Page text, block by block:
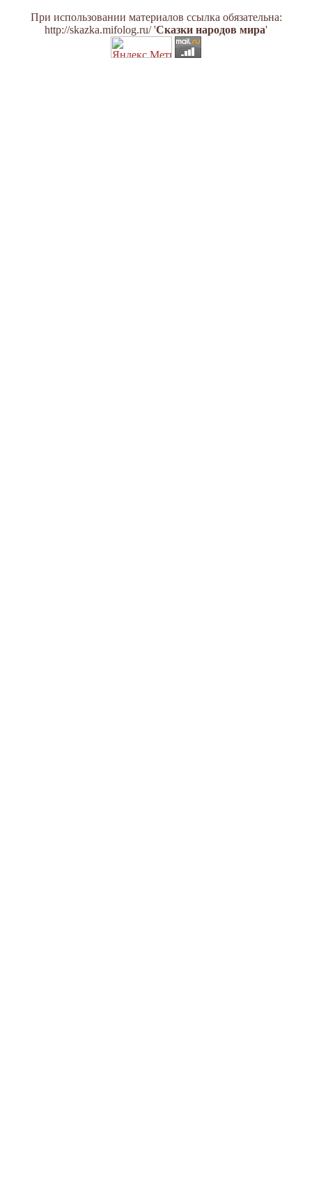
При использовании материалов ссылка обязательна:
http://skazka.mifolog.ru/ 'Сказки народов мира'